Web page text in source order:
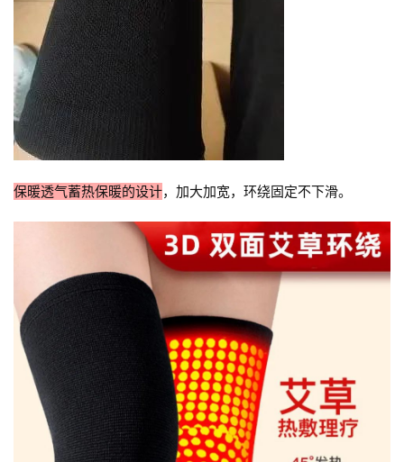
寺
院
巡
礼
视
频
佛
教
艺
登录
保暖透气蓄热保暖的设计，加大加宽，环绕固定不下滑。